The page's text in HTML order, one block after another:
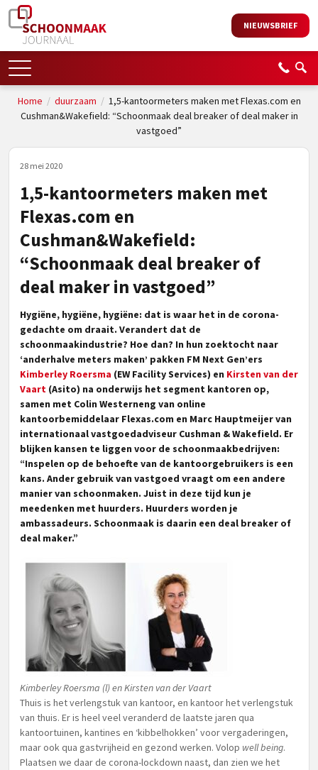
NIEUWSBRIEF
Home / duurzaam / 1,5-kantoormeters maken met Flexas.com en
Cushman&Wakefield: “Schoonmaak deal breaker of deal maker in
vastgoed”
28 mei 2020
1,5-kantoormeters maken met
Flexas.com en
Cushman&Wakefield:
“Schoonmaak deal breaker of
deal maker in vastgoed”
Hygiëne, hygiëne, hygiëne: dat is waar het in de corona-
gedachte om draait. Verandert dat de
schoonmaakindustrie? Hoe dan? In hun zoektocht naar
‘anderhalve meters maken’ pakken FM Next Gen’ers
Kimberley Roersma (EW Facility Services) en Kirsten van der
Vaart (Asito) na onderwijs het segment kantoren op,
samen met Colin Westerneng van online
kantoorbemiddelaar Flexas.com en Marc Hauptmeijervan
internationaal vastgoedadviseur Cushman & Wakefield. Er
blijken kansen te liggen voor de schoonmaakbedrijven:
“Inspelen op de behoefte van de kantoorgebruikers is een
kans. Ander gebruik van vastgoed vraagt om een andere
manier van schoonmaken. Juist in deze tijd kun je
meedenken met huurders. Huurders worden je
ambassadeurs. Schoonmaak is daarin een deal breaker of
deal maker.”
Kimberley Roersma (l) en Kirsten van der Vaart
Thuis is het verlengstuk van kantoor, en kantoor het verlengstuk
van thuis. Er is heel veel veranderd de laatste jaren qua
kantoortuinen, kantines en ‘kibbelhokken’ voor vergaderingen,
maar ook qua gastvrijheid en gezond werken. Volop well being.
Plaatsen we daar de corona-lockdown naast, dan zien we het